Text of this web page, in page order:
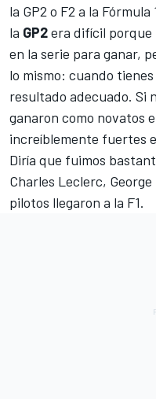
la GP2 o F2 a la
la GP2era difícil
en la serie para ganar,
lo mismo: cuando
resultado adecuado. Si
ganaron como novatos
increíblemente fuertes
Diría que fuimos
Charles Leclerc,
pilotos llegaron a la F1.